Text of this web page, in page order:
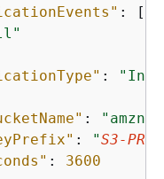
: [
:
:
"amzn-
: "S3-
: 3600